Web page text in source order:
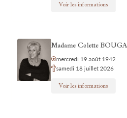
Voir les informations
Madame Colette
mercredi 19 août 1942
samedi 18 juillet 2026
Voir les informations